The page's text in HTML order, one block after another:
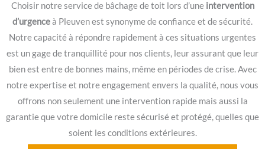
Choisir notre service de bâchage de toit lors d’une intervention
d’urgenceà Pleuven est synonyme de confiance et de sécurité.
Notre capacité à répondre rapidement à ces situations urgentes
est un gage de tranquillité pour nos clients, leur assurant que leur
bien est entre de bonnes mains, même en périodes de crise. Avec
notre expertise et notre engagement envers la qualité, nous vous
offrons non seulement une intervention rapide mais aussi la
garantie que votre domicile reste sécurisé et protégé, quelles que
soient les conditions extérieures.